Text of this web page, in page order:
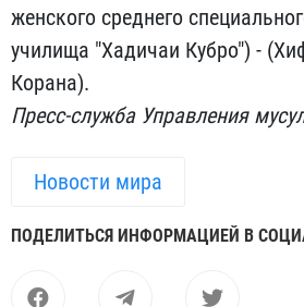
женского среднего
училища "Хадичаи Кубро") -
Корана).
Пресс-служба Управления
Новости мира
ПОДЕЛИТЬСЯ ИНФОРМАЦИЕЙ В